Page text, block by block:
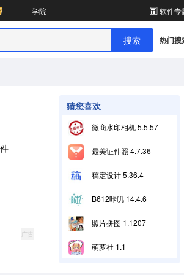
学院 软件专
热门搜
公司
广告
猜您喜欢
微商水印相机 5.5.57
最美证件照 4.7.36
稿定设计 5.36.4
B612咔叽 14.4.6
照片拼图 1.1207
萌萝社 1.1